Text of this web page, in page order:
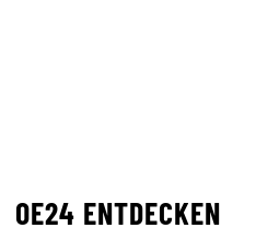
OE24 ENTDECKEN